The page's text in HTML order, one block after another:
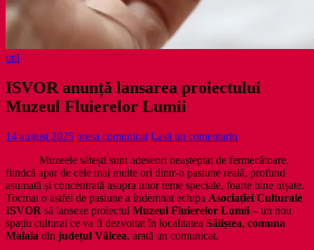
util
ISVOR anunță lansarea proiectului
Muzeul Fluierelor Lumii
14 august 2025 presa comunicat Lasă un comentariu
Muzeele sătești sunt adeseori neașteptat de fermecătoare,
fiindcă apar de cele mai multe ori dintr-o pasiune reală, profund
asumată și concentrată asupra unor teme speciale, foarte bine nișate.
Tocmai o astfel de pasiune a îndemnat echipa Asociației Culturale
ISVOR să lanseze proiectul Muzeul Fluierelor Lumii – un nou
spațiu cultural ce va fi dezvoltat în localitatea Săliștea, comuna
Malaia din județul Vâlcea, arată un comunicat.